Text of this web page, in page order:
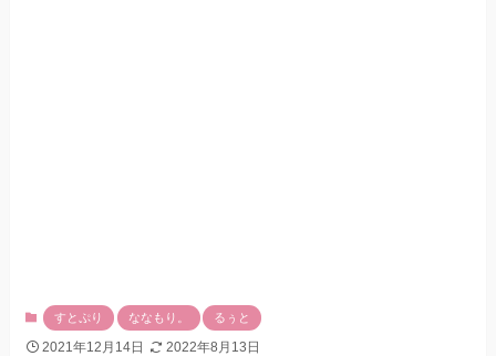
すとぷり ななもり。 るぅと
2021年12月14日 2022年8月13日